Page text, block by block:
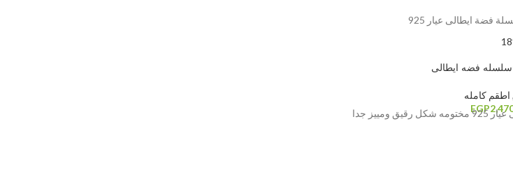
فضة ايطالى عيار 925
فضه ايطالى
, اطقم كامله
EGPجدا